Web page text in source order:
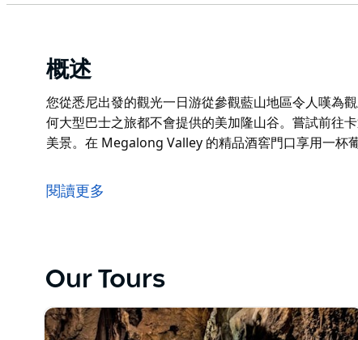
概述
您從悉尼出發的觀光一日游從參觀藍山地區令人嘆為
何大型巴士之旅都不會提供的美加隆山谷。嘗試前往
美景。在 Megalong Valley 的精品酒窖門口享用一杯
何大型巴士之旅都不會提供的美加隆山谷。嘗試前往
美景。在 Megalong Valley 的精品酒窖門口享用一杯
閱讀更多
Our Tours